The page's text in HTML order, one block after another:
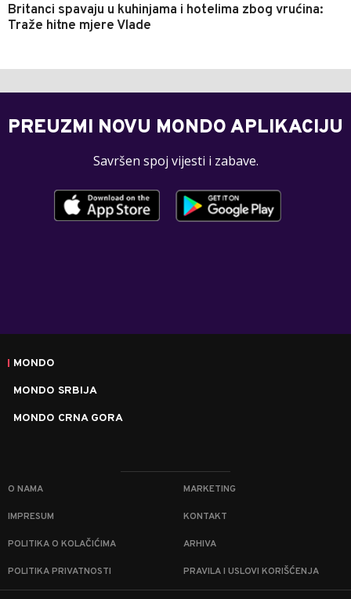
Britanci spavaju u kuhinjama i hotelima zbog vrućina:
Traže hitne mjere Vlade
PREUZMI NOVU MONDO APLIKACIJU
Savršen spoj vijesti i zabave.
MONDO
MONDO SRBIJA
MONDO CRNA GORA
O NAMA MARKETING
IMPRESUM KONTAKT
POLITIKA O KOLAČIĆIMA ARHIVA
POLITIKA PRIVATNOSTI PRAVILA I USLOVI KORIŠĆENJA